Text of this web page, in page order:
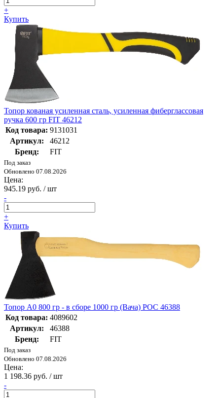
+
Купить
Топор кованая усиленная сталь, усиленная фиберглассовая
ручка 600 гр FIT 46212
Код товара: 9131031
Артикул:
46212
Бренд:
FIT
Под заказ
Обновлено 07.08.2026
Цена:
945.19 руб. / шт
-
+
Купить
Топор А0 800 гр - в сборе 1000 гр (Вача) РОС 46388
Код товара: 4089602
Артикул:
46388
Бренд:
FIT
Под заказ
Обновлено 07.08.2026
Цена:
1 198.36 руб. / шт
-